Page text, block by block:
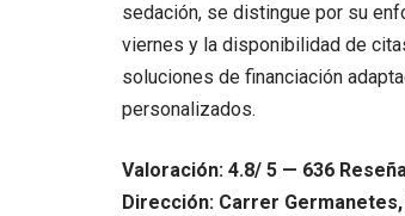
sedación, se distingue por su
viernes y la disponibilidad de
soluciones de financiación
personalizados.
Valoración: 4.8/ 5 — 636
Dirección: Carrer Germanetes,